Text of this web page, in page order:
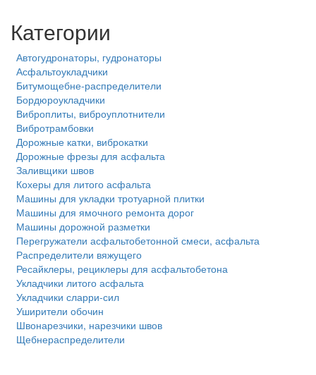
Категории
Автогудронаторы, гудронаторы
Асфальтоукладчики
Битумощебне-распределители
Бордюроукладчики
Виброплиты, виброуплотнители
Вибротрамбовки
Дорожные катки, виброкатки
Дорожные фрезы для асфальта
Заливщики швов
Кохеры для литого асфальта
Машины для укладки тротуарной плитки
Машины для ямочного ремонта дорог
Машины дорожной разметки
Перегружатели асфальтобетонной смеси, асфальта
Распределители вяжущего
Ресайклеры, рециклеры для асфальтобетона
Укладчики литого асфальта
Укладчики сларри-сил
Уширители обочин
Швонарезчики, нарезчики швов
Щебнераспределители